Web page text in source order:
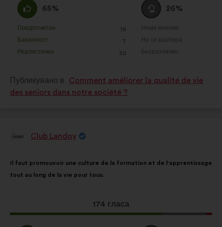
Съгласен
съм
:
65%
в
:
Предпочитан
: 19
пъти
Баналност
: 7
пъти
Реалистичен
: 30
пъти
Въздържал
се
:
26%
в
Няма мнение
:пъти
Не се разбира
:пъти
Безразличен
:пъти
Публикувано в
Comment améliorer la qualité de vie
des seniors dans notre société ?
ПредложениеClub Landoy
на
предложението:
Il faut promouvoir une culture de la formation et de l'apprentissage
tout au long de la vie pour tous.
Това
предложение
174 гласа
разпределението
е: